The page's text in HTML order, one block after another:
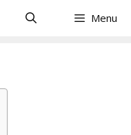
Menu